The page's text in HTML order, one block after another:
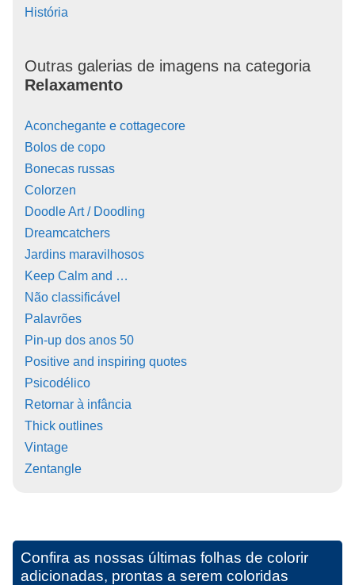
História
Outras galerias de imagens na categoria
Relaxamento
Aconchegante e cottagecore
Bolos de copo
Bonecas russas
Colorzen
Doodle Art / Doodling
Dreamcatchers
Jardins maravilhosos
Keep Calm and …
Não classificável
Palavrões
Pin-up dos anos 50
Positive and inspiring quotes
Psicodélico
Retornar à infância
Thick outlines
Vintage
Zentangle
Confira as nossas últimas folhas de colorir
adicionadas, prontas a serem coloridas